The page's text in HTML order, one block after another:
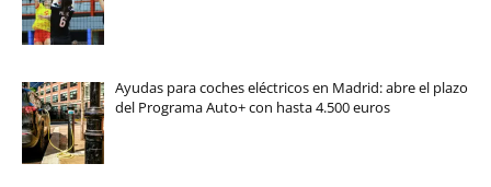
Ayudas para coches eléctricos en Madrid: abre el plazo
del Programa Auto+ con hasta 4.500 euros